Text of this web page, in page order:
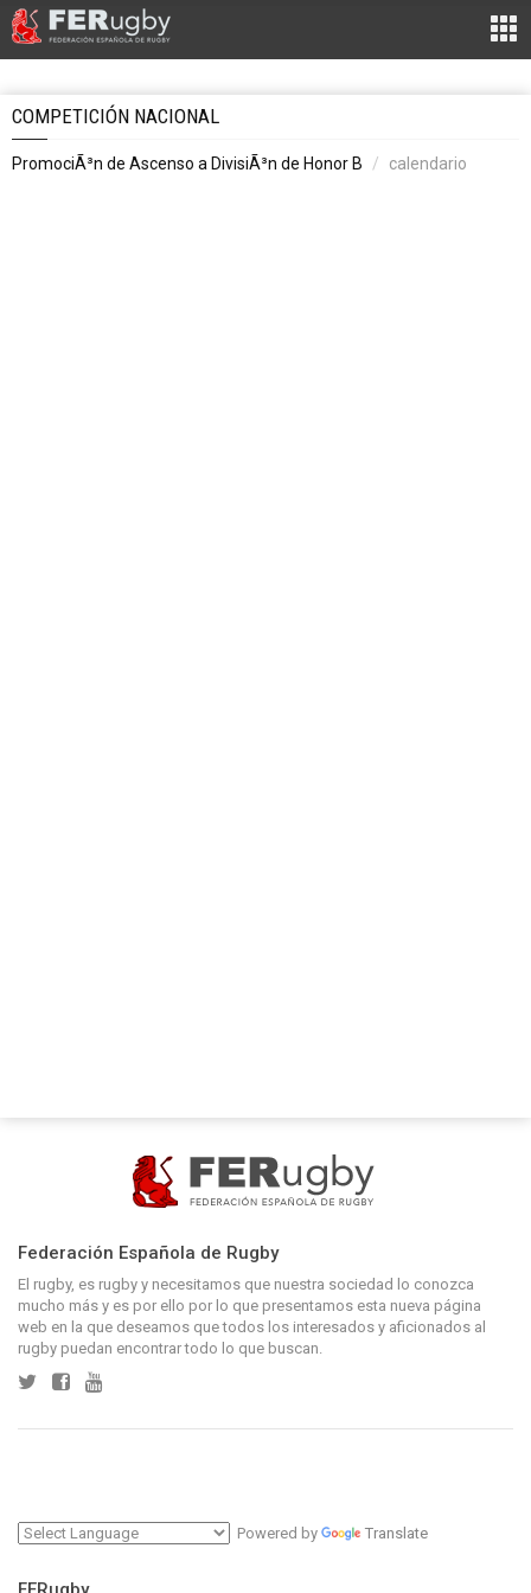
COMPETICIÓN NACIONAL
PromociÃ³n de Ascenso a DivisiÃ³n de Honor B calendario
Federación Española de Rugby
El rugby, es rugby y necesitamos que nuestra sociedad lo conozca
mucho más y es por ello por lo que presentamos esta nueva página
web en la que deseamos que todos los interesados y aficionados al
rugby puedan encontrar todo lo que buscan.
Powered by Translate